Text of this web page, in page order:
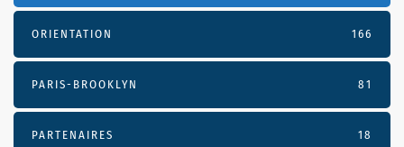
ORIENTATION 166
PARIS-BROOKLYN 81
PARTENAIRES 18